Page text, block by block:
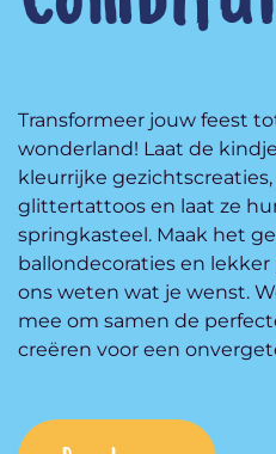
Transformeer jouw feest
wonderland! Laat de
kleurrijke
glittertattoos en laat ze
springkasteel. Maak het
ballondecoraties en
ons weten wat je wenst.
mee om samen de
creëren voor een